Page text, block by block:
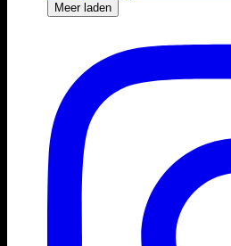
Meer laden